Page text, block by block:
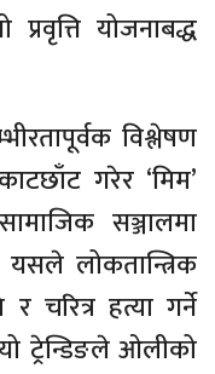
योजनाबद्ध
विश्लेषण
गरेर ‘मिम’
सञ्जालमा
यसले लोकतान्त्रिक
चरित्र हत्या गर्ने
ट्रेन्डिङले ओलीको